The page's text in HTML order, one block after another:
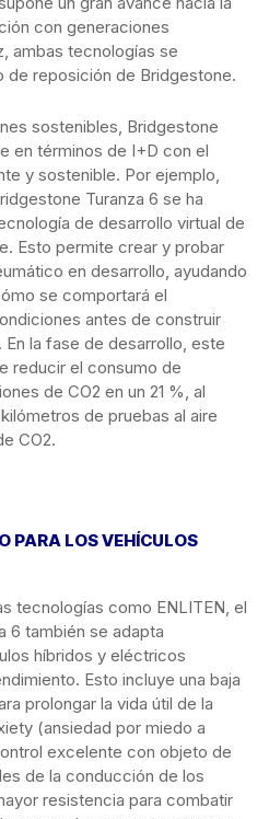
con generaciones
ambas tecnologías se
de reposición de Bridgestone.
sostenibles, Bridgestone
en términos de I+D con el
y sostenible. Por ejemplo,
Turanza 6 se ha
de desarrollo virtual de
Esto permite crear y probar
en desarrollo, ayudando
se comportará el
antes de construir
la fase de desarrollo, este
reducir el consumo de
de CO2 en un 21 %, al
de pruebas al aire
CO2.
PARA LOS VEHÍCULOS
tecnologías como ENLITEN, el
6 también se adapta
híbridos y eléctricos
Esto incluye una baja
prolongar la vida útil de la
(ansiedad por miedo a
excelente con objeto de
de la conducción de los
resistencia para combatir